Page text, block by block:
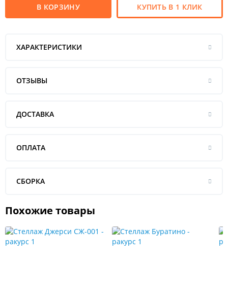
В КОРЗИНУ КУПИТЬ В 1 КЛИК
ХАРАКТЕРИСТИКИ
ОТЗЫВЫ
ДОСТАВКА
ОПЛАТА
СБОРКА
Похожие товары